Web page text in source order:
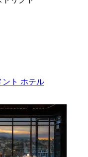
ント ホテル